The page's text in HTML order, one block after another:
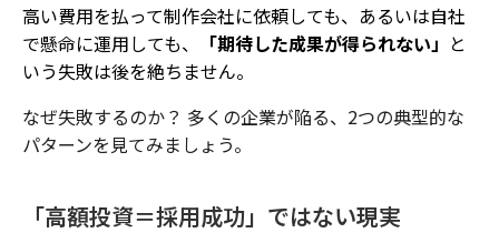
高い費用を払って制作会社に依頼しても、あるいは自社
で懸命に運用しても、
「期待した成果が得られない」 と
いう失敗は後を絶ちません。
なぜ失敗するのか？ 多くの企業が陥る、2つの典型的な
パターンを見てみましょう。
「高額投資＝採用成功」ではない現実